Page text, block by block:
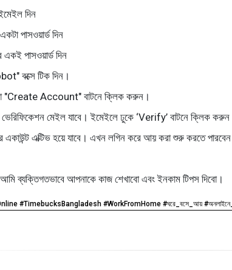
দিন
পাসওয়ার্ড দিন
পাসওয়ার্ড দিন
বক্সে টিক দিন।
"Create Account" বাটনে ক্লিক করুন।
মেইল যাবে। ইমেইলে ঢুকে ‘Verify’ বাটনে ক্লিক
এক্টিভ হয়ে যাবে। এখন লগিন করে আয় করা শুরু করতে
ব্যক্তিগতভাবে আপনাকে কাজ শেখাবো এবং ইনকাম টিপস দিবো।
#TimebucksBangladesh #WorkFromHome #ঘরে_বসে_আয় #অনলাইনে_আয়